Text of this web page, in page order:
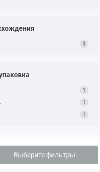
3
1
1
1
Выберите фильтры